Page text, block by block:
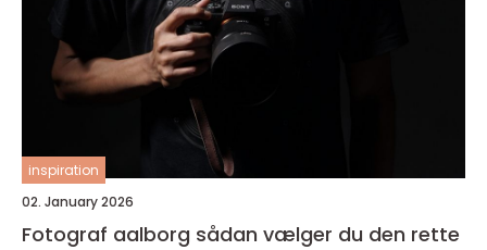
inspiration
02. January 2026
Fotograf aalborg sådan vælger du den rette